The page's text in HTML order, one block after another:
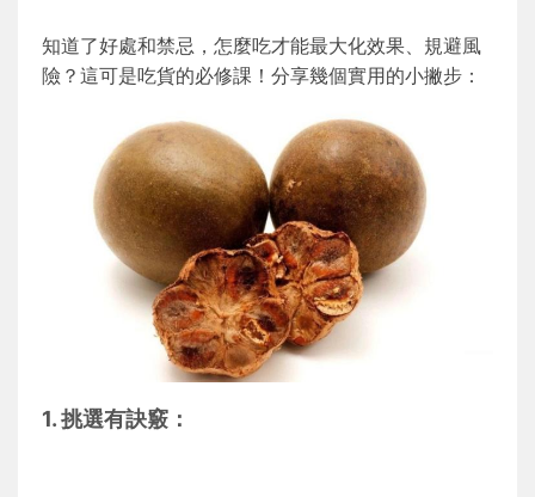
知道了好處和禁忌，怎麼吃才能最大化效果、規避風
險？這可是吃貨的必修課！分享幾個實用的小撇步：
1. 挑選有訣竅：